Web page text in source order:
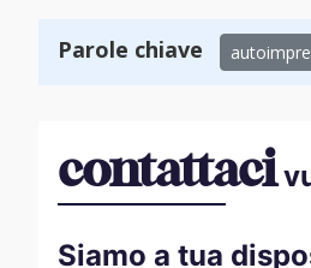
Parole chiave
contattaci
Siamo a tua